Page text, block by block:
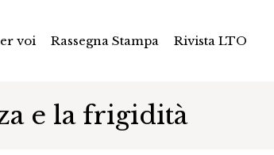
voi Rassegna Stampa Rivista LTO
e la frigidità